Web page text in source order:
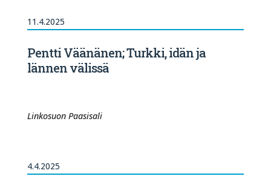
11.4.2025
Pentti Väänänen; Turkki, idän ja
lännen välissä
Linkosuon Paasisali
4.4.2025